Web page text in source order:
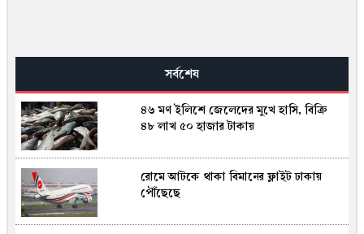
সর্বশেষ
৪৬ মণ ইলিশে জেলেদের মুখে হাসি, বিক্রি
৪৮ লাখ ৫০ হাজার টাকায়
রোমে আটকে থাকা বিমানের ফ্লাইট ঢাকায়
পৌঁছেছে